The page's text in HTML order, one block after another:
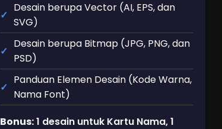
Desain berupa Vector (AI, EPS, dan
SVG)
Desain berupa Bitmap (JPG, PNG, dan
PSD)
Panduan Elemen Desain (Kode Warna,
Nama Font)
Bonus:1 desain untuk Kartu Nama, 1